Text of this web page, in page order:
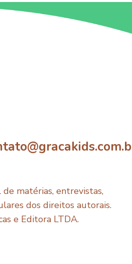
matérias, entrevistas,
dos direitos autorais.
e Editora LTDA.